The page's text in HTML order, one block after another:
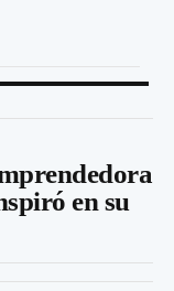
en su